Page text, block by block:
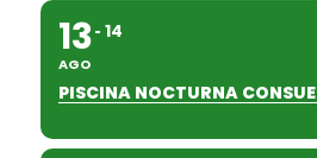
13
AGO
14
PISCINA NOCTURNA